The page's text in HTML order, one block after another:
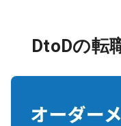
DtoDの転